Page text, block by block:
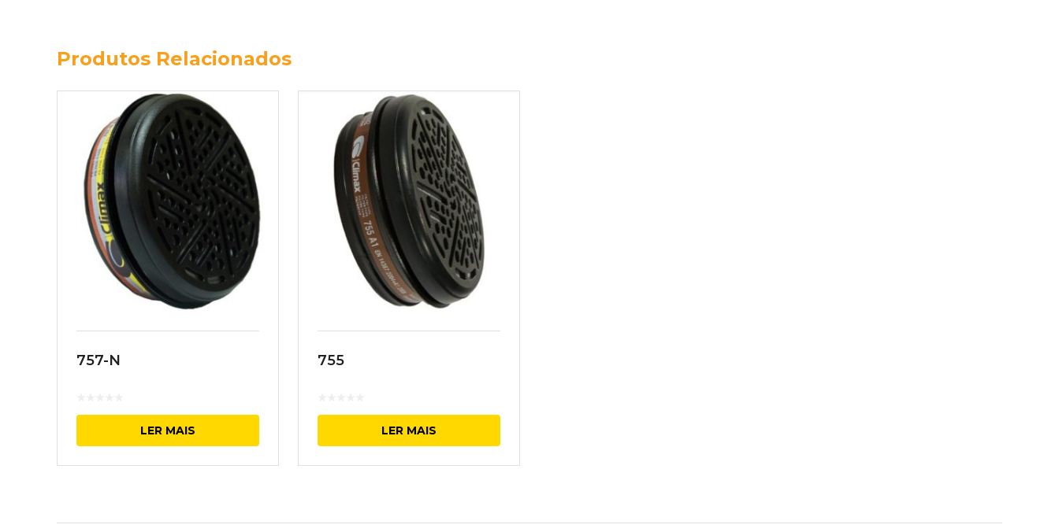
Produtos Relacionados
757-N
LER MAIS
755
LER MAIS